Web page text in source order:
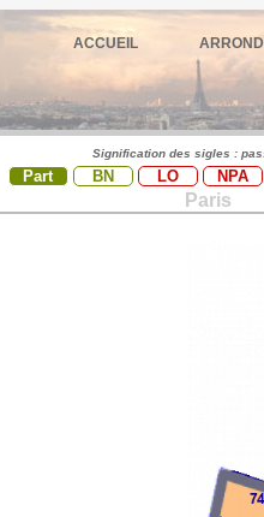
ACCUEIL
Signification des sigles :
Part BN LO NPA
Paris